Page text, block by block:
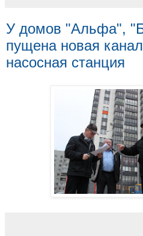
У домов "Альфа",
пущена новая
насосная станция